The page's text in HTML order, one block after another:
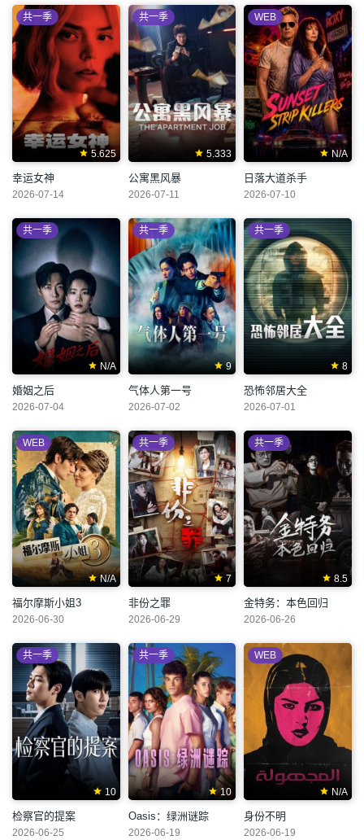
5.625
共一季
幸运女神
2026-07-14
5.333
共一季
公寓黑风暴
2026-07-11
N/A
WEB
日落大道杀手
2026-07-10
N/A
共一季
婚姻之后
2026-07-04
9
共一季
气体人第一号
2026-07-02
8
共一季
恐怖邻居大全
2026-07-01
N/A
WEB
福尔摩斯小姐3
2026-06-30
7
共一季
非份之罪
2026-06-29
8.5
共一季
金特务：本色回归
2026-06-26
10
共一季
检察官的提案
2026-06-25
10
共一季
Oasis：绿洲谜踪
2026-06-19
N/A
WEB
身份不明
2026-06-19